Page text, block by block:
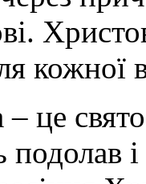
кожної
– це
подолав